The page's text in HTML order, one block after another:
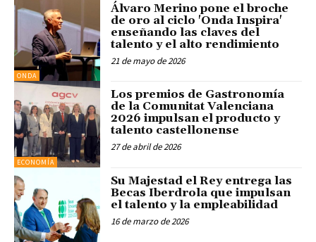
ONDA
Álvaro Merino pone el broche
de oro al ciclo 'Onda Inspira'
enseñando las claves del
talento y el alto rendimiento
21 de mayo de 2026
ECONOMÍA
Los premios de Gastronomía
de la Comunitat Valenciana
2026 impulsan el producto y
talento castellonense
27 de abril de 2026
Su Majestad el Rey entrega las
Becas Iberdrola que impulsan
el talento y la empleabilidad
16 de marzo de 2026